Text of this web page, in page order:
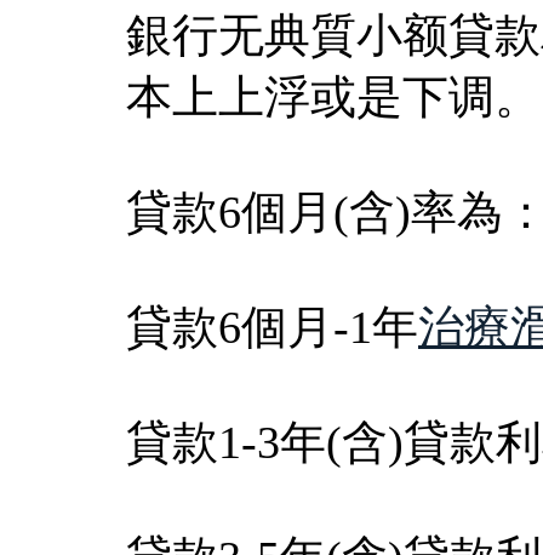
銀行无典質小额貸
本上上浮或是下调。
貸款6個月(含)率為
貸款6個月-1年治療
貸款1-3年(含)貸款